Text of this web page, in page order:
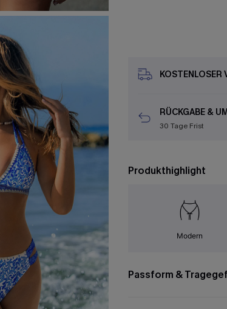
KOSTENLOSER
RÜCKGABE &
30 Tage Frist
Produkthighlight
Modern
Passform &